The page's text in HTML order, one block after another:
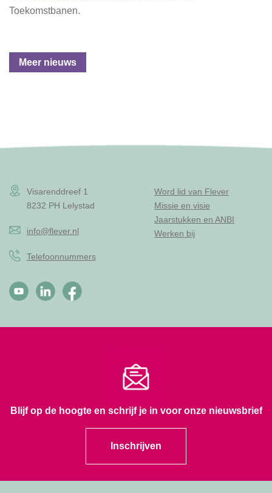
Toekomstbanen.
Meer nieuws
Visarenddreef 1
8232 PH Lelystad
info@flever.nl
Telefoonnummers
Word lid van Flever
Missie en visie
Jaarstukken en ANBI
Werken bij
Blijf op de hoogte en schrijf je in voor onze nieuwsbrief
Inschrijven